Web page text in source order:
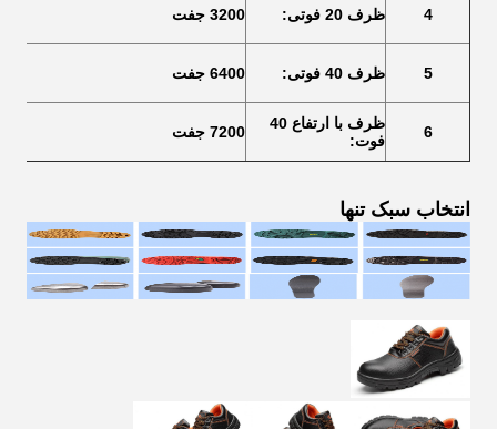
4 ظرف 20 فوتی: 3200 جفت
5 ظرف 40 فوتی: 6400 جفت
6
ظرف با ارتفاع 40
فوت:
7200 جفت
انتخاب سبک تنها